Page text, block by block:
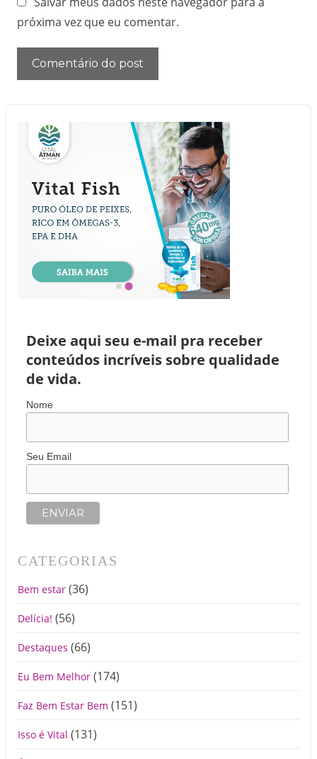
próxima vez que eu comentar.
Deixe aqui seu e-mail pra receber
conteúdos incríveis sobre qualidade
de vida.
Nome
Seu Email
CATEGORIAS
Bem estar (36)
Delícia! (56)
Destaques (66)
Eu Bem Melhor (174)
Faz Bem Estar Bem (151)
Isso é Vital (131)